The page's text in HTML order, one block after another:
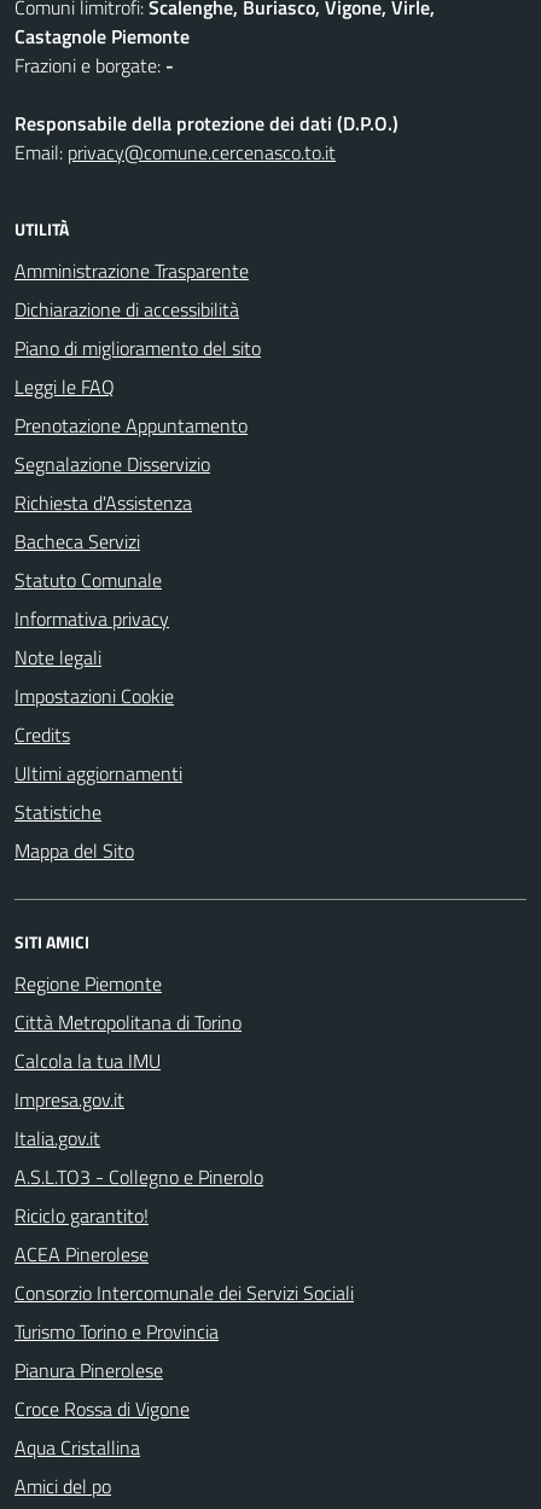
Comuni limitrofi:Scalenghe, Buriasco, Vigone, Virle,
Castagnole Piemonte
Frazioni e borgate: -
Responsabile della protezione dei dati (D.P.O.)
Email: privacy@comune.cercenasco.to.it
UTILITÀ
Amministrazione Trasparente
Dichiarazione di accessibilità
Piano di miglioramento del sito
Leggi le FAQ
Prenotazione Appuntamento
Segnalazione Disservizio
Richiesta d'Assistenza
Bacheca Servizi
Statuto Comunale
Informativa privacy
Note legali
Impostazioni Cookie
Credits
Ultimi aggiornamenti
Statistiche
Mappa del Sito
SITI AMICI
Regione Piemonte
Città Metropolitana di Torino
Calcola la tua IMU
Impresa.gov.it
Italia.gov.it
A.S.L.TO3 - Collegno e Pinerolo
Riciclo garantito!
ACEA Pinerolese
Consorzio Intercomunale dei Servizi Sociali
Turismo Torino e Provincia
Pianura Pinerolese
Croce Rossa di Vigone
Aqua Cristallina
Amici del po